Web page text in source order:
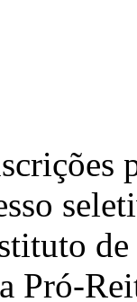
Pró-